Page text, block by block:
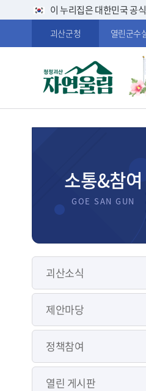
이 누리집은 대한민국 공
괴산군청 열린군수
소통&참여
괴산소식
제안마당
정책참여
열린 게시판